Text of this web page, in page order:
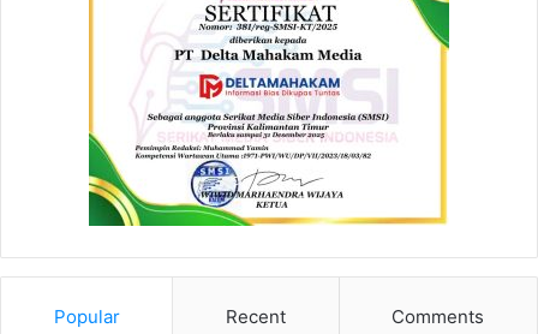
Popular Recent Comments